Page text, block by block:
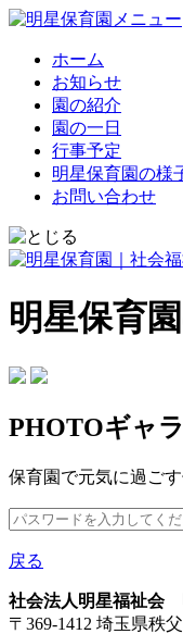
ホーム
お知らせ
園の紹介
園の一日
行事予定
明星保育園の様
お問い合わせ
明星保育
PHOTOギャ
保育園で元気に過ご
戻る
社会法人明星福祉会
〒369-1412 埼玉県秩